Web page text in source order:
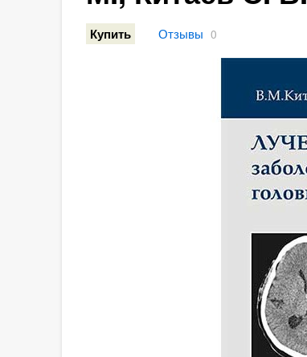
Купить Отзывы 0